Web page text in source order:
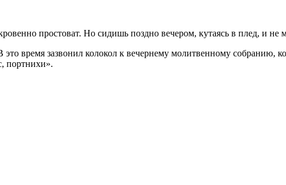
простоват. Но сидишь поздно вечером, кутаясь в плед, и не
время зазвонил колокол к вечернему молитвенному собранию,
портнихи».